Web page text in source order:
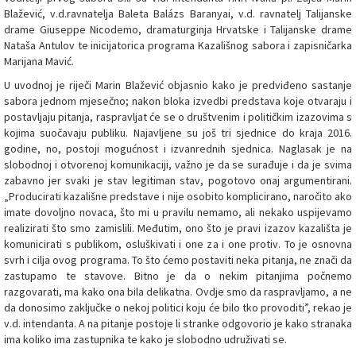
Blažević, v.d.ravnatelja Baleta Balázs Baranyai, v.d. ravnatelj Talijanske
drame Giuseppe Nicodemo, dramaturginja Hrvatske i Talijanske drame
Nataša Antulov te inicijatorica programa Kazališnog sabora i zapisničarka
Marijana Mavić.
U uvodnoj je riječi Marin Blažević objasnio kako je predviđeno sastanje
sabora jednom mjesečno; nakon bloka izvedbi predstava koje otvaraju i
postavljaju pitanja, raspravljat će se o društvenim i političkim izazovima s
kojima suočavaju publiku. Najavljene su još tri sjednice do kraja 2016.
godine, no, postoji mogućnost i izvanrednih sjednica. Naglasak je na
slobodnoj i otvorenoj komunikaciji, važno je da se surađuje i da je svima
zabavno jer svaki je stav legitiman stav, pogotovo onaj argumentirani.
„Producirati kazališne predstave i nije osobito komplicirano, naročito ako
imate dovoljno novaca, što mi u pravilu nemamo, ali nekako uspijevamo
realizirati što smo zamislili. Međutim, ono što je pravi izazov kazališta je
komunicirati s publikom, osluškivati i one za i one protiv. To je osnovna
svrh i cilja ovog programa. To što ćemo postaviti neka pitanja, ne znači da
zastupamo te stavove. Bitno je da o nekim pitanjima počnemo
razgovarati, ma kako ona bila delikatna. Ovdje smo da raspravljamo, a ne
da donosimo zaključke o nekoj politici koju će bilo tko provoditi”, rekao je
v.d. intendanta. A na pitanje postoje li stranke odgovorio je kako stranaka
ima koliko ima zastupnika te kako je slobodno udruživati se.